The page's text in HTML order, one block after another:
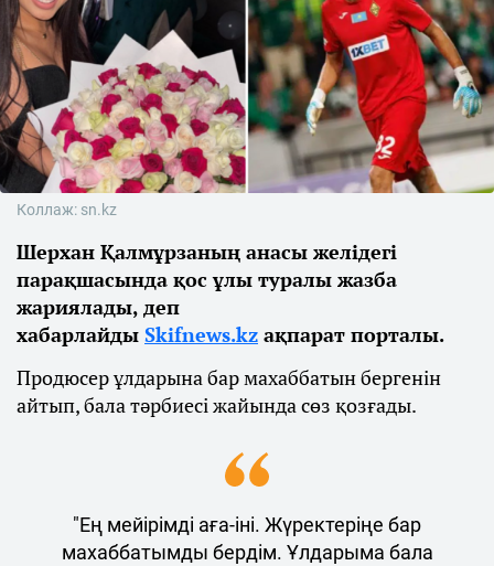
Коллаж: sn.kz
Шерхан Қалмұрзаның анасы желідегі
парақшасында қос ұлы туралы жазба
жариялады, деп
хабарлайды Skifnews.kz ақпарат порталы.
Продюсер ұлдарына бар махаббатын бергенін
айтып, бала тәрбиесі жайында сөз қозғады.
"Ең мейірімді аға-іні. Жүректеріңе бар
махаббатымды бердім. Ұлдарыма бала